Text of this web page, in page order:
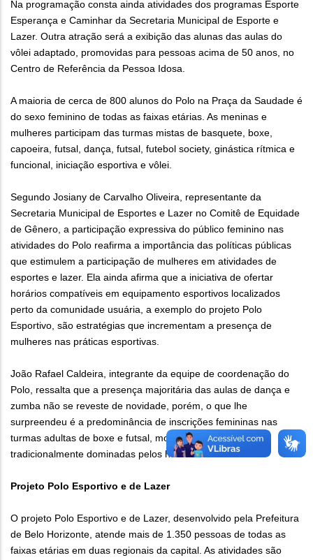
Na programação consta ainda atividades dos programas Esporte
Esperança e Caminhar da Secretaria Municipal de Esporte e
Lazer. Outra atração será a exibição das alunas das aulas do
vôlei adaptado, promovidas para pessoas acima de 50 anos, no
Centro de Referência da Pessoa Idosa.
A maioria de cerca de 800 alunos do Polo na Praça da Saudade é
do sexo feminino de todas as faixas etárias. As meninas e
mulheres participam das turmas mistas de basquete, boxe,
capoeira, futsal, dança, futsal, futebol society, ginástica rítmica e
funcional, iniciação esportiva e vôlei.
Segundo Josiany de Carvalho Oliveira, representante da
Secretaria Municipal de Esportes e Lazer no Comitê de Equidade
de Gênero, a participação expressiva do público feminino nas
atividades do Polo reafirma a importância das políticas públicas
que estimulem a participação de mulheres em atividades de
esportes e lazer. Ela ainda afirma que a iniciativa de ofertar
horários compatíveis em equipamento esportivos localizados
perto da comunidade usuária, a exemplo do projeto Polo
Esportivo, são estratégias que incrementam a presença de
mulheres nas práticas esportivas.
João Rafael Caldeira, integrante da equipe de coordenação do
Polo, ressalta que a presença majoritária das aulas de dança e
zumba não se reveste de novidade, porém, o que lhe
surpreendeu é a predominância de inscrições femininas nas
turmas adultas de boxe e futsal, modalidades esportivas
tradicionalmente dominadas pelos homens.
Projeto Polo Esportivo e de Lazer
O projeto Polo Esportivo e de Lazer, desenvolvido pela Prefeitura
de Belo Horizonte, atende mais de 1.350 pessoas de todas as
faixas etárias em duas regionais da capital. As atividades são